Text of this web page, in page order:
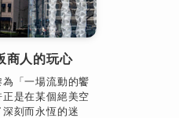
商人的玩心
「一場流動的饗
是在某個絕美空
刻而永恆的迷